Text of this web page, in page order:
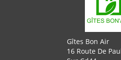
Gîtes Bon Air
16 Route De